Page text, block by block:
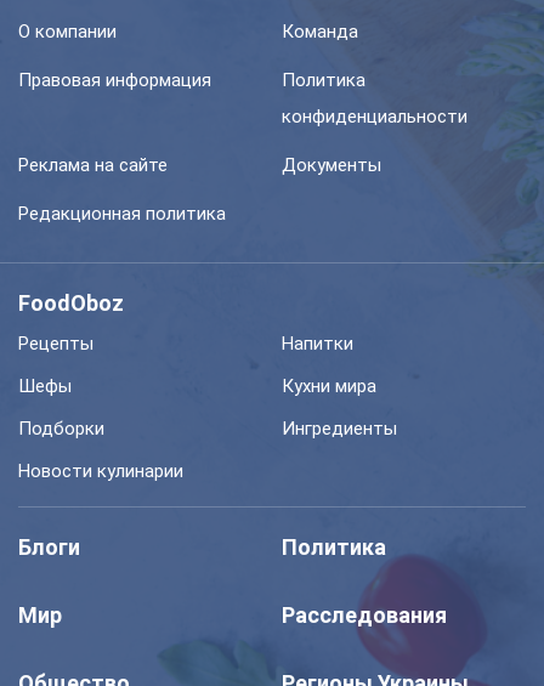
О компании Команда
Правовая информация
Политика
конфиденциальности
Реклама на сайте Документы
Редакционная политика
FoodOboz
Рецепты
Напитки
Шефы
Кухни мира
Подборки
Ингредиенты
Новости кулинарии
Блоги Политика
Мир Расследования